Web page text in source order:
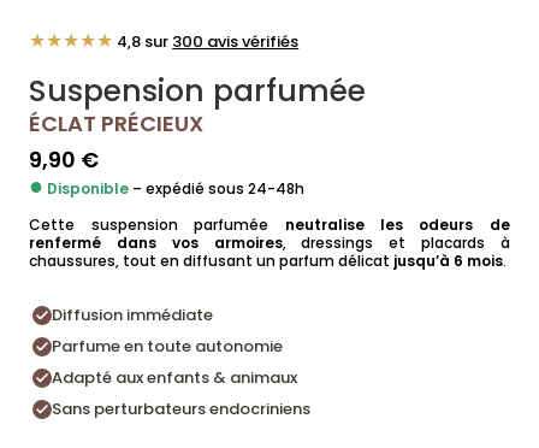
★★★★★ 4,8 sur 300 avis vérifiés
Suspension parfumée
ÉCLAT PRÉCIEUX
9,90 €
● Disponible – expédié sous 24-48h
Cette suspension parfumée neutralise les odeurs de
renfermé dans vos armoires, dressings et placards à
chaussures, tout en diffusant un parfum délicat jusqu’à 6 mois.
Diffusion immédiate
Parfume en toute autonomie
Adapté aux enfants & animaux
Sans perturbateurs endocriniens